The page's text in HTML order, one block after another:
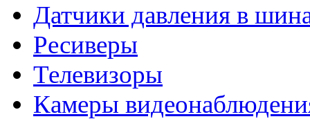
Датчики давления в
Ресиверы
Телевизоры
Камеры